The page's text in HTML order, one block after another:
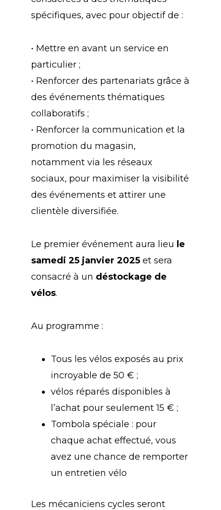
spécifiques, avec pour objectif de :
• Mettre en avant un service en
particulier ;
• Renforcer des partenariats grâce à
des événements thématiques
collaboratifs ;
• Renforcer la communication et la
promotion du magasin,
notamment via les réseaux
sociaux, pour maximiser la visibilité
des événements et attirer une
clientèle diversifiée.
Le premier événement aura lieu le
samedi 25 janvier 2025et sera
consacré à un déstockage de
vélos.
Au programme :
Tous les vélos exposés au prix
incroyable de 50 € ;
vélos réparés disponibles à
l’achat pour seulement 15 € ;
Tombola spéciale : pour
chaque achat effectué, vous
avez une chance de remporter
un entretien vélo
Les mécaniciens cycles seront